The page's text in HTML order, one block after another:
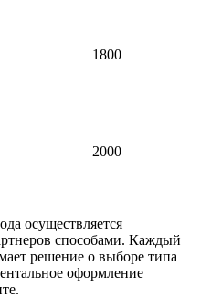
1800
2000
осуществляется
способами. Каждый
решение о выборе типа
оформление